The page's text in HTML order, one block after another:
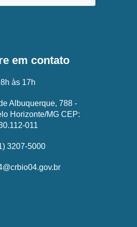
em contato
8h às 17h
Albuquerque, 788 -
Horizonte/MG CEP:
011
3207-5000